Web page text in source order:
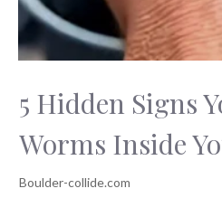
5 Hidden Signs
Worms Inside